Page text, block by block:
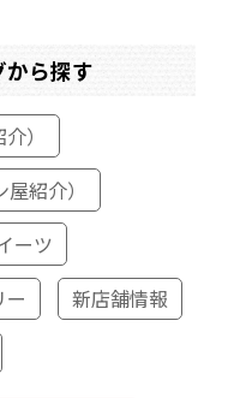
から探す
）
紹介）
ーツ
ー
新店舗情報